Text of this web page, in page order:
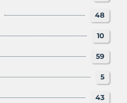
48
10
59
5
43